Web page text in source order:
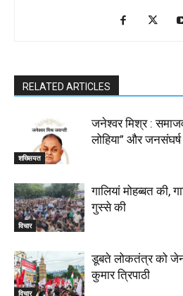
RELATED ARTICLES
शख्सियत
जनेश्वर मिश्र :
लोहिया” और
विचार
गालियां मोहब्बत की,
गुस्से की
विचार
डूबते लोकतंत्र को
कुमार त्रिपाठी